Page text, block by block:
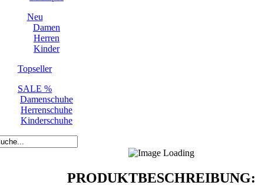
Neu
Damen
Herren
Kinder
Topseller
SALE %
Damenschuhe
Herrenschuhe
Kinderschuhe
PRODUKTBESCHREIBUNG: